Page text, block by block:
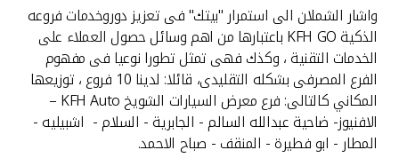
واشار الشملان الى استمرار "بيتك" فى تعزيز دوروخدمات فروعه
الذكية KFH GO باعتبارها من اهم وسائل حصول العملاء على
الخدمات التقنية ، وكذك فهى تمثل تطورا نوعيا فى مفهوم
الفرع المصرفى بشكله التقليدى، قائلا: لدينا 10 فروع ، توزيعها
المكاني كالتالى: فرع معرض السيارات الشويخ KFH Auto –
الافنيوز- ضاحية عبدالله السالم - الجابرية - السلام - اشبيليه -
المطار - ابو فطيرة - المنقف - صباح الاحمد.